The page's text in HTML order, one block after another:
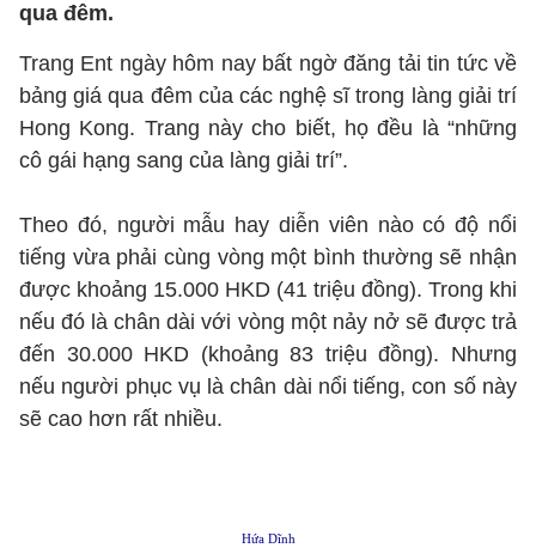
qua đêm.
Trang Ent ngày hôm nay bất ngờ đăng tải tin tức về
bảng giá qua đêm của các nghệ sĩ trong làng giải trí
Hong Kong. Trang này cho biết, họ đều là “những
cô gái hạng sang của làng giải trí”.
Theo đó, người mẫu hay diễn viên nào có độ nổi
tiếng vừa phải cùng vòng một bình thường sẽ nhận
được khoảng 15.000 HKD (41 triệu đồng). Trong khi
nếu đó là chân dài với vòng một nảy nở sẽ được trả
đến 30.000 HKD (khoảng 83 triệu đồng). Nhưng
nếu người phục vụ là chân dài nổi tiếng, con số này
sẽ cao hơn rất nhiều.
Hứa Dĩnh